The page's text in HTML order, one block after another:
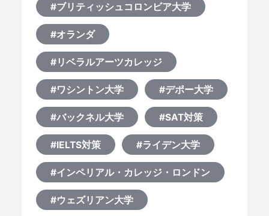
#ブリティッシュコロンビア大学
#オランダ
#リベラルアーツカレッジ
#ワシントン大学 #デポー大学
#バックネル大学 #SAT対策
#IELTS対策 #ライデン大学
#インペリアル・カレッジ・ロンドン
#ウェズリアン大学